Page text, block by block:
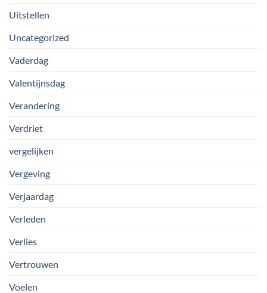
Uitstellen
Uncategorized
Vaderdag
Valentijnsdag
Verandering
Verdriet
vergelijken
Vergeving
Verjaardag
Verleden
Verlies
Vertrouwen
Voelen